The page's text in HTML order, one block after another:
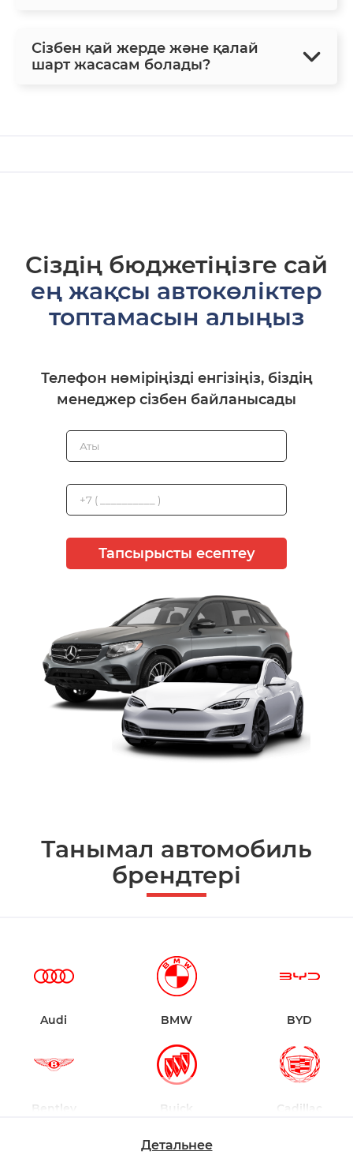
Сізбен қай жерде және қалай
шарт жасасам болады?
Сіздің бюджетіңізге сай
ең жақсы автокөліктер
топтамасын алыңыз
Телефон нөміріңізді енгізіңіз, біздің
менеджер сізбен байланысады
Тапсырысты есептеу
Танымал автомобиль
брендтері
Audi BMW BYD
Bentley Buick Cadillac
Детальнее